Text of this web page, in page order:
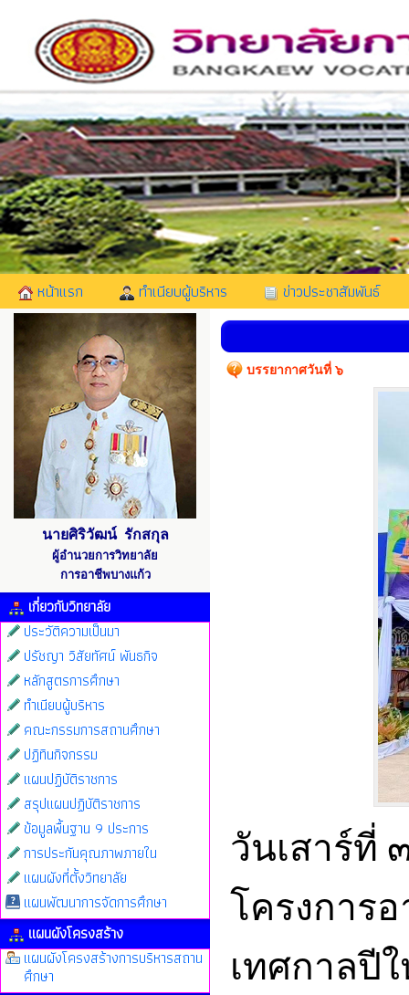
หน้าแรก ทำเนียบผู้บริหาร ข่าวประชาสัมพันธ์
นายศิริวัฒน์ รักสกุล
ผู้อำนวยการวิทยาลัย
การอาชีพบางแก้ว
เกี่ยวกับวิทยาลัย
ประวัติความเป็นมา
ปรัชญา วิสัยทัศน์ พันธกิจ
หลักสูตรการศึกษา
ทำเนียบผู้บริหาร
คณะกรรมการสถานศึกษา
ปฏิทินกิจกรรม
แผนปฏิบัติราชการ
สรุปแผนปฏิบัติราชการ
ข้อมูลพื้นฐาน 9 ประการ
การประกันคุณภาพภายใน
แผนผังที่ตั้งวิทยาลัย
แผนพัฒนาการจัดการศึกษา
แผนผังโครงสร้าง
แผนผังโครงสร้างการบริหารสถาน
ศึกษา
บรรยากาศวันที่ ๖
วันเสาร์ที่
โครงการ
เทศกาลปี